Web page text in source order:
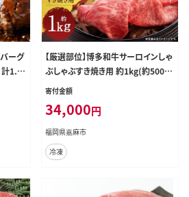
ーグ
1.4
【厳選部位】博多和牛サーロインしゃ
ぶしゃぶすき焼き用 約1kg(約500g
×2パック)
寄付金額
34,000円
福岡県嘉麻市
冷凍